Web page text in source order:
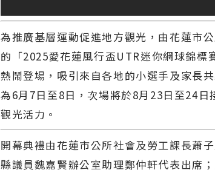
為推廣基層運動促進地方觀光，由花蓮市
的「2025愛花蓮風行盃UTR迷你網球錦標
熱鬧登場，吸引來自各地的小選手及家長
為6月7日至8日，次場將於8月23日至24
觀光活力。
開幕典禮由花蓮市公所社會及勞工課長蕭
縣議員魏嘉賢辦公室助理鄭仲軒代表出席